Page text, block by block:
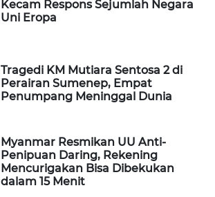
Kecam Respons Sejumlah Negara
Uni Eropa
Tragedi KM Mutiara Sentosa 2 di
Perairan Sumenep, Empat
Penumpang Meninggal Dunia
Myanmar Resmikan UU Anti-
Penipuan Daring, Rekening
Mencurigakan Bisa Dibekukan
dalam 15 Menit